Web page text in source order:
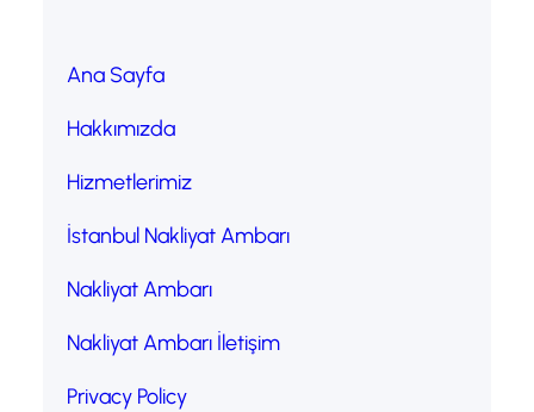
Ana Sayfa
Hakkımızda
Hizmetlerimiz
İstanbul Nakliyat Ambarı
Nakliyat Ambarı
Nakliyat Ambarı İletişim
Privacy Policy